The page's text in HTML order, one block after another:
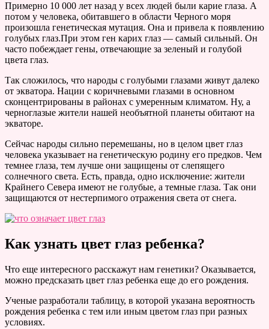
Примерно 10 000 лет назад у всех людей были карие глаза. А
потом у человека, обитавшего в области Черного моря
произошла генетическая мутация. Она и привела к появлению
голубых глаз.При этом ген карих глаз — самый сильный. Он
часто побеждает гены, отвечающие за зеленый и голубой
цвета глаз.
Так сложилось, что народы с голубыми глазами живут далеко
от экватора. Нации с коричневыми глазами в основном
сконцентрированы в районах с умеренным климатом. Ну, а
черноглазые жители нашей необъятной планеты обитают на
экваторе.
Сейчас народы сильно перемешаны, но в целом цвет глаз
человека указывает на генетическую родину его предков. Чем
темнее глаза, тем лучше они защищены от слепящего
солнечного света. Есть, правда, одно исключение: жители
Крайнего Севера имеют не голубые, а темные глаза. Так они
защищаются от нестерпимого отражения света от снега.
Как узнать цвет глаз ребенка?
Что еще интересного расскажут нам генетики? Оказывается,
можно предсказать цвет глаз ребенка еще до его рождения.
Ученые разработали таблицу, в которой указана вероятность
рождения ребенка с тем или иным цветом глаз при разных
условиях.